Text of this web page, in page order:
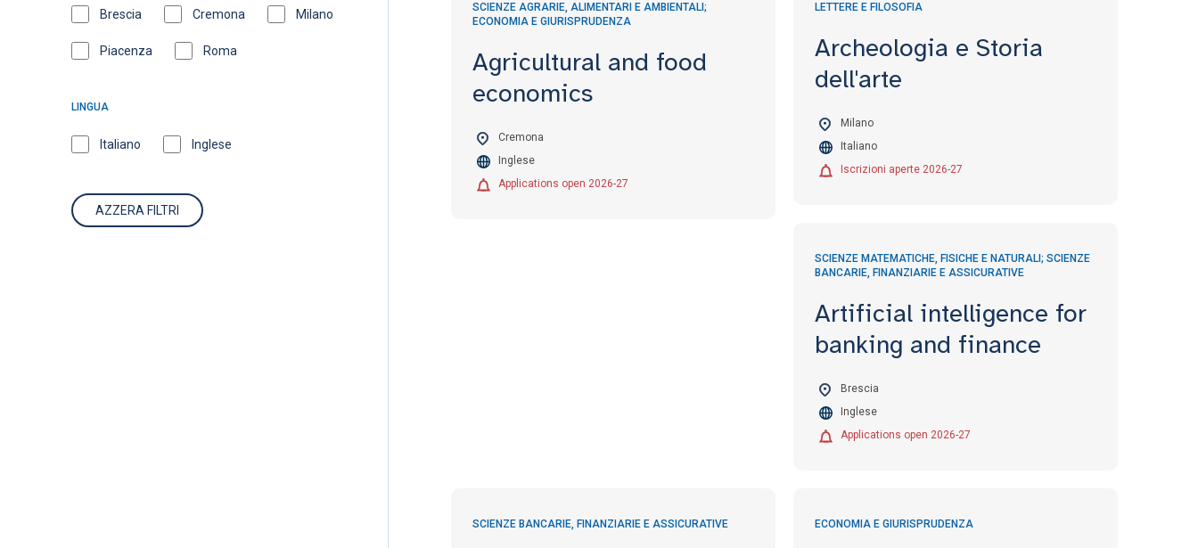
Brescia Cremona Milano
Piacenza Roma
LINGUA
Italiano Inglese
AZZERA FILTRI
SCIENZE AGRARIE, ALIMENTARI E AMBIENTALI;
ECONOMIA E GIURISPRUDENZA
Agricultural and food
economics
Cremona
Inglese
Applications open 2026-27
LETTERE E FILOSOFIA
Archeologia e Storia
dell'arte
Milano
Italiano
Iscrizioni aperte 2026-27
SCIENZE MATEMATICHE, FISICHE E NATURALI; SCIENZE
BANCARIE, FINANZIARIE E ASSICURATIVE
Artificial intelligence for
banking and finance
Brescia
Inglese
Applications open 2026-27
SCIENZE BANCARIE, FINANZIARIE E ASSICURATIVE ECONOMIA E GIURISPRUDENZA